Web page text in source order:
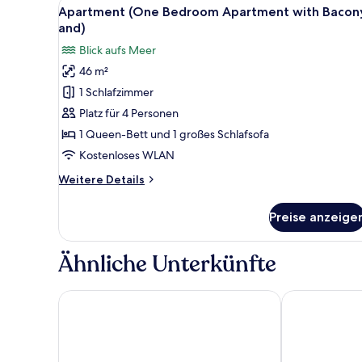
apartment
with
Terrace
an)
Fotos
Apartment
(One
Bedroom
Apartment
with
Bacony
anzeigen
8
Apartment (One Bedroom Apartment with
and)
Blick aufs Meer
46 m²
1 Schlafzimmer
Platz für 4 Personen
1 Queen-Bett und 1 großes Schlafsofa
Kostenloses WLAN
Weitere Details
Weitere
(One
Bedroom
Apartment
Bacony
Preise
Ähnliche Unterkünfte
B&B Aurora Fontana